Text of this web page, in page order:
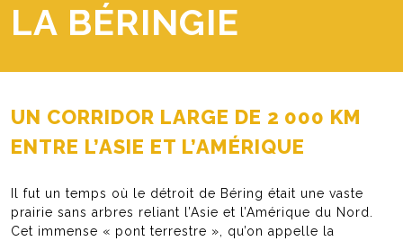
LA BÉRINGIE
UN CORRIDOR LARGE DE 2 000 KM
ENTRE L’ASIE ET L’AMÉRIQUE
Il fut un temps où le détroit de Béring était une vaste
prairie sans arbres reliant l’Asie et l’Amérique du Nord.
Cet immense « pont terrestre », qu’on appelle la